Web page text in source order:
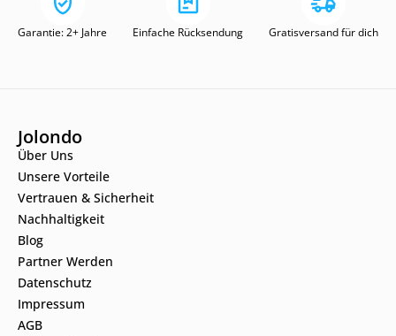
Garantie: 2+ Jahre Einfache Rücksendung Gratisversand für dich
Jolondo
Über Uns
Unsere Vorteile
Vertrauen & Sicherheit
Nachhaltigkeit
Blog
Partner Werden
Datenschutz
Impressum
AGB